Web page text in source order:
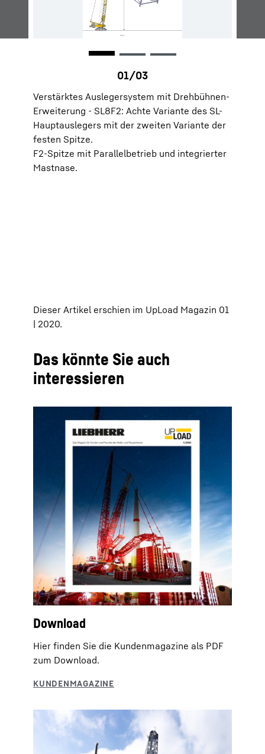
Verstärktes Auslegersystem mit Drehbühnen-
Erweiterung - SL8F2: Achte Variante des SL-
Hauptauslegers mit der zweiten Variante der
festen Spitze.
F2-Spitze mit Parallelbetrieb und integrierter
Mastnase.
Dieser Artikel erschien im UpLoad Magazin 01
| 2020.
Das könnte Sie auch
interessieren
Download
Hier finden Sie die Kundenmagazine als PDF
zum Download.